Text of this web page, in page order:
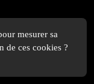
mesurer sa
de ces cookies ?